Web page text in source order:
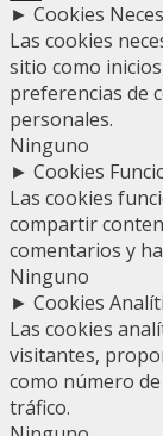
► Cookies
Las cookies
sitio como
preferencias de
personales.
Ninguno
► Cookies
Las cookies
compartir
comentarios y
Ninguno
► Cookies
Las cookies
visitantes,
como número
tráfico.